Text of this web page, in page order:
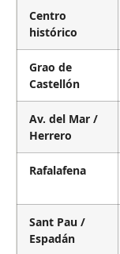
Centro
histórico
Grao de
Castellón
Av. del Mar /
Herrero
Rafalafena
Sant Pau /
Espadán